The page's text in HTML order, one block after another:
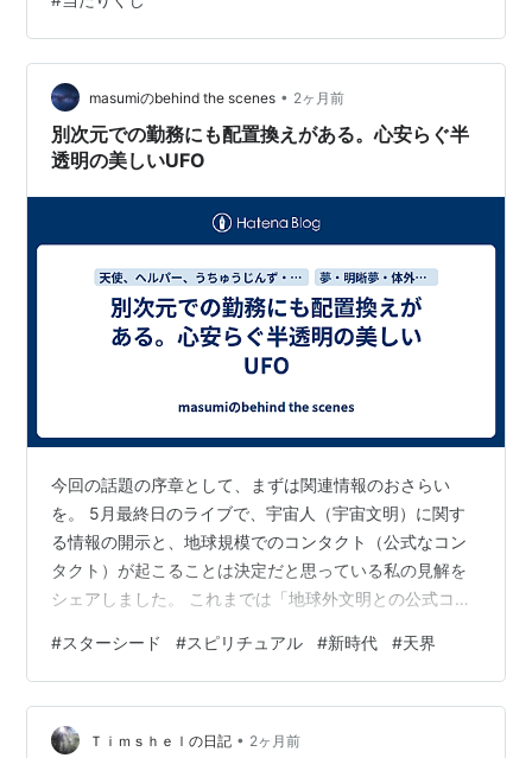
の影響が気になる中なんとか戻ってきてくれたものの、
度重なる卵の残骸を見る度、胸が痛みながら、それで
も、一羽？が巣を守り、日中私の姿を見かけると逃げ、
暗くなると、それも気にせず巣で眠っている様子が愛お
しく、励みになっていきました。毎日変化なく…
masumiのbehind the scenes • 2ヶ月前
別次元での勤務にも配置換えがある。心安らぐ半
透明の美しいUFO
今回の話題の序章として、まずは関連情報のおさらい
を。 5月最終日のライブで、宇宙人（宇宙文明）に関す
る情報の開示と、地球規模でのコンタクト（公式なコン
タクト）が起こることは決定だと思っている私の見解を
シェアしました。 これまでは「地球外文明との公式コン
いましたよね。それが「今」私が体験しているバージョ
ンの地球は、すでにコンタクトのあるルートに入ってい
ることを感じています。 タイムテーブルとともにたくさ
んの並行現実の中でのルート選択がどんどん進行してい
#スターシード #スピリチュアル #新時代 #天界
Ｔｉｍｓｈｅｌの日記 • 2ヶ月前